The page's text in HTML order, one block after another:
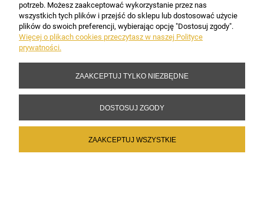
INFORMACJE
Copyright 2017-2026 Sakramento.pl
potrzeb. Możesz zaakceptować wykorzystanie przez nas
wszystkich tych plików i przejść do sklepu lub dostosować użycie
plików do swoich preferencji, wybierając opcję "Dostosuj zgody".
Więcej o plikach cookies przeczytasz w naszej Polityce
prywatności.
ZAAKCEPTUJ TYLKO NIEZBĘDNE
DOSTOSUJ ZGODY
ZAAKCEPTUJ WSZYSTKIE